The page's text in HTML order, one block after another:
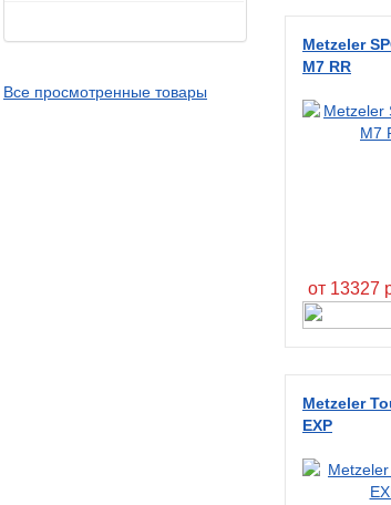
Maxxis
Все просмотренные товары
Metzeler
M7 RR
от 13327
Metzeler
EXP